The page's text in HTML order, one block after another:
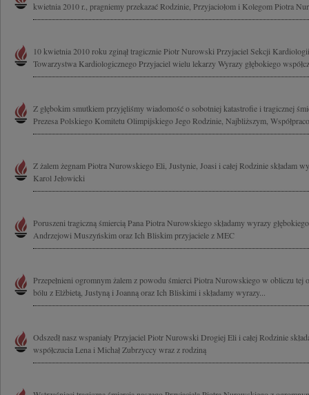
kwietnia 2010 r., pragniemy przekazać Rodzinie, Przyjaciołom i Kolegom Piotra
10 kwietnia 2010 roku zginął tragicznie Piotr Nurowski Przyjaciel Sekcji
Towarzystwa Kardiologicznego Przyjaciel wielu lekarzy Wyrazy głębokiego
Z głębokim smutkiem przyjęliśmy wiadomość o sobotniej katastrofie i tragicznej
Prezesa Polskiego Komitetu Olimpijskiego Jego Rodzinie, Najbliższym,
Z żalem żegnam Piotra Nurowskiego Eli, Justynie, Joasi i całej Rodzinie składam
Karol Jełowicki
Poruszeni tragiczną śmiercią Pana Piotra Nurowskiego składamy wyrazy
Andrzejowi Muszyńskim oraz Ich Bliskim przyjaciele z MEC
Przepełnieni ogromnym żalem z powodu śmierci Piotra Nurowskiego w obliczu tej
bólu z Elżbietą, Justyną i Joanną oraz Ich Bliskimi i składamy wyrazy...
Odszedł nasz wspaniały Przyjaciel Piotr Nurowski Drogiej Eli i całej Rodzinie
współczucia Lena i Michał Zubrzyccy wraz z rodziną